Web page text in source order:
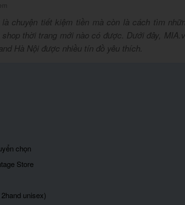
chuyện tiết kiệm tiền mà còn là cách tìm
thời trang mới nào có được. Dưới đây,
Hà Nội được nhiều tín đồ yêu thích.
chọn
Store
unisex)